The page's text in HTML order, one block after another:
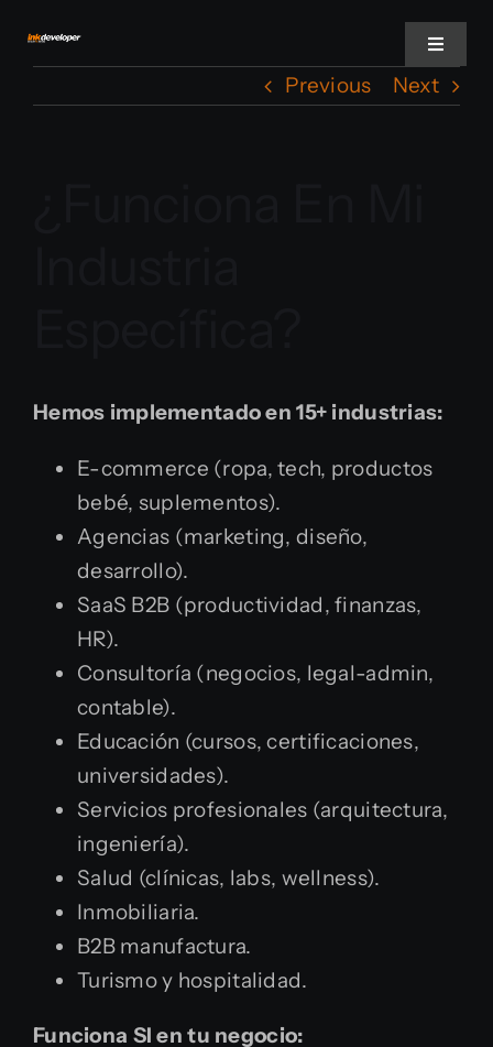
Toggle
Previous Next
Hemos implementado en 15+ industrias:
E-commerce (ropa, tech, productos
bebé, suplementos).
Agencias (marketing, diseño,
desarrollo).
SaaS B2B (productividad, finanzas,
HR).
Consultoría (negocios, legal-admin,
contable).
Educación (cursos, certificaciones,
universidades).
Servicios profesionales (arquitectura,
ingeniería).
Salud (clínicas, labs, wellness).
Inmobiliaria.
B2B manufactura.
Turismo y hospitalidad.
Funciona SI en tu negocio: